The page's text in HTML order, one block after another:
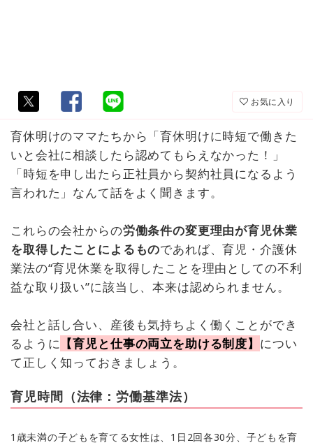
お気に入り
育休明けのママたちから「育休明けに時短で働きた
いと会社に相談したら認めてもらえなかった！」
「時短を申し出たら正社員から契約社員になるよう
言われた」なんて話をよく聞きます。
これらの会社からの労働条件の変更理由が育児休業
を取得したことによるものであれば、育児・介護休
業法の“育児休業を取得したことを理由としての不利
益な取り扱い”に該当し、本来は認められません。
会社と話し合い、産後も気持ちよく働くことができ
るように 【育児と仕事の両立を助ける制度】 につい
て正しく知っておきましょう。
育児時間（法律：労働基準法）
1歳未満の子どもを育てる女性は、1日2回各30分、子どもを育